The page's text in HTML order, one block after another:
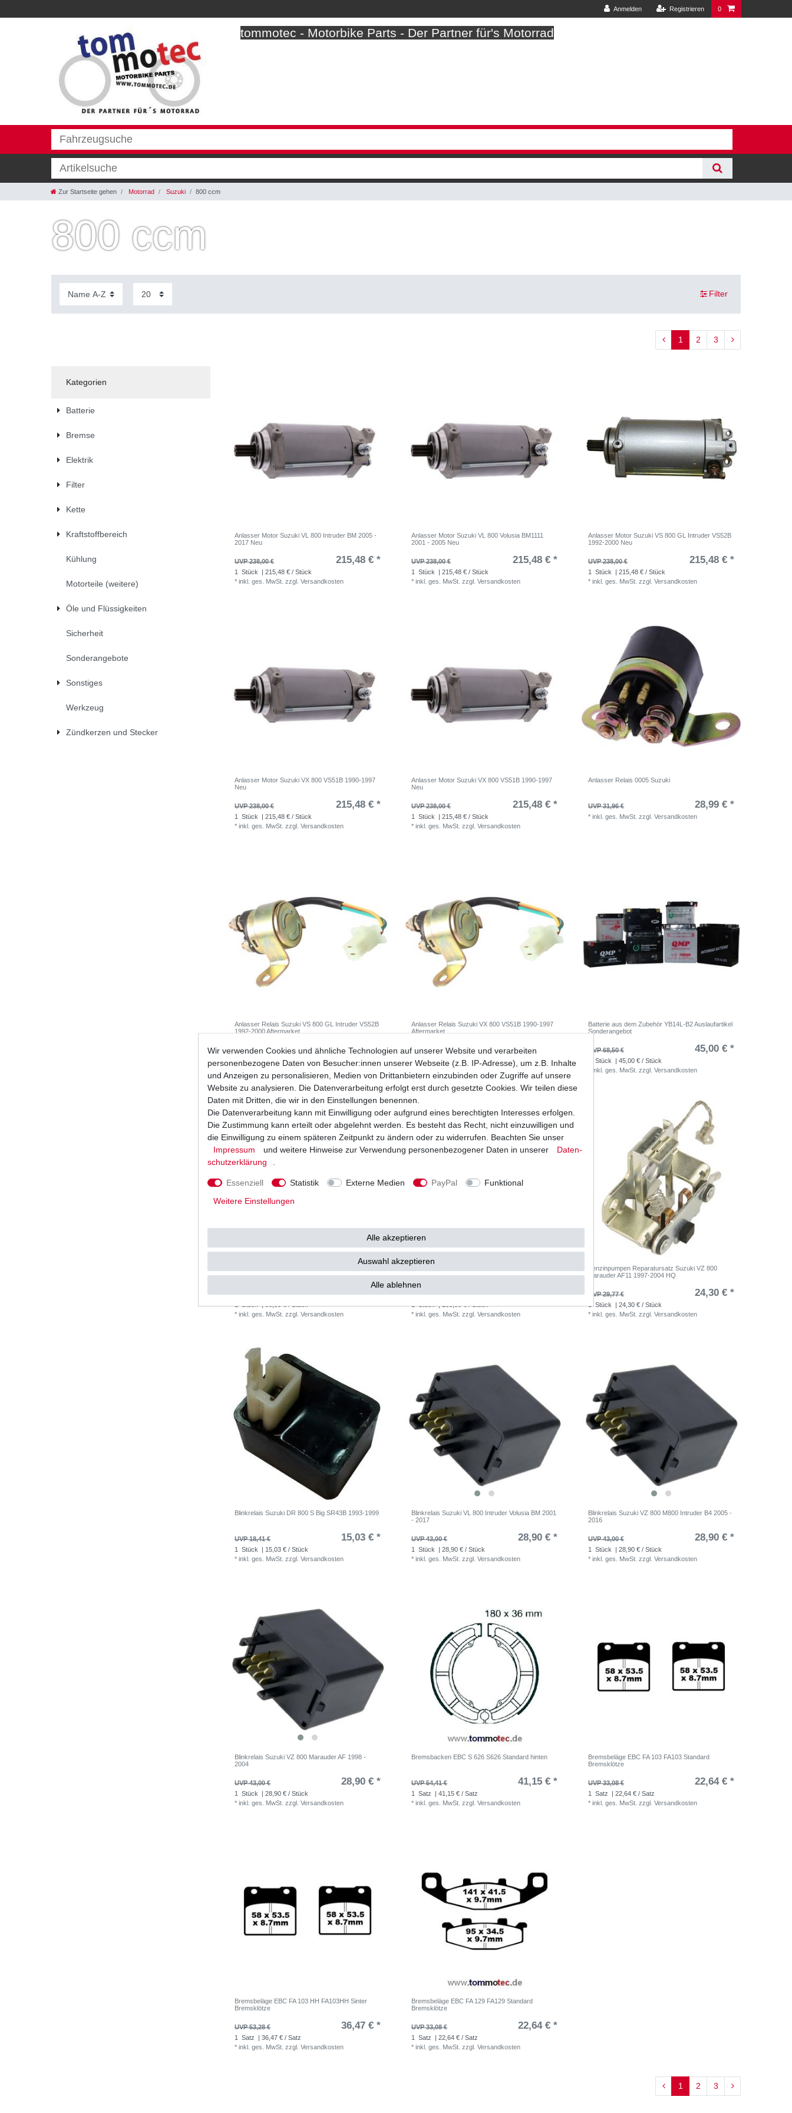
Anmelden Registrieren 0
tommotec - Motorbike Parts - Der Partner für's Motorrad
Zur Startseite gehen Motorrad Suzuki 800 ccm
800 ccm
Filter
1 2 3
Kategorien
Batterie
Bremse
Elektrik
Filter
Kette
Kraftstoffbereich
Kühlung
Motorteile (weitere)
Öle und Flüssigkeiten
Sicherheit
Sonderangebote
Sonstiges
Werkzeug
Zündkerzen und Stecker
Anlasser Motor Suzuki VL 800 Intruder BM 2005 -
2017 Neu
UVP 238,00 € 215,48 € *
1 Stück
| 215,48 € / Stück
*inkl. ges. MwSt. zzgl.Versandkosten
Anlasser Motor Suzuki VL 800 Volusia BM1111
2001 - 2005 Neu
UVP 238,00 € 215,48 € *
1 Stück
| 215,48 € / Stück
*inkl. ges. MwSt. zzgl.Versandkosten
Anlasser Motor Suzuki VS 800 GL Intruder VS52B
1992-2000 Neu
UVP 238,00 € 215,48 € *
1 Stück
| 215,48 € / Stück
*inkl. ges. MwSt. zzgl.Versandkosten
Anlasser Motor Suzuki VX 800 VS51B 1990-1997
Neu
UVP 238,00 € 215,48 € *
1 Stück
| 215,48 € / Stück
*inkl. ges. MwSt. zzgl.Versandkosten
Anlasser Motor Suzuki VX 800 VS51B 1990-1997
Neu
UVP 238,00 € 215,48 € *
1 Stück
| 215,48 € / Stück
*inkl. ges. MwSt. zzgl.Versandkosten
Anlasser Relais 0005 Suzuki
UVP 31,96 € 28,99 € *
*inkl. ges. MwSt. zzgl.Versandkosten
Anlasser Relais Suzuki VS 800 GL Intruder VS52B
1992-2000 Aftermarket
UVP 20,82 € 16,99 € *
1 Stück | 16,99 € / Stück
inkl. ges. MwSt.
Anlasser Relais Suzuki VX 800 VS51B 1990-1997
Aftermarket
UVP 20,82 € 16,99 € *
1 Stück | 16,99 € / Stück
inkl. ges. MwSt. Versandkosten
Batterie aus dem Zubehör YB14L-B2 Auslaufartikel
Sonderangebot
UVP 68,50 € 45,00 € *
Stück
| 45,00 € / Stück
inkl. ges. MwSt. zzgl.Versandkosten
UVP 120,40 € 90,00 € *
1 Stück | 90,00 € / Stück
*inkl. ges. MwSt. zzgl.Versandkosten
1997-2003 All Balls HQ
UVP 129,83 € 105,98 € *
1 Stück | 105,98 € / Stück
*inkl. ges. MwSt. zzgl.Versandkosten
Benzinpumpen Reparatursatz Suzuki VZ 800
Marauder AF11 1997-2004 HQ
UVP 29,77 € 24,30 € *
1 Stück
| 24,30 € / Stück
*inkl. ges. MwSt. zzgl.Versandkosten
Blinkrelais Suzuki DR 800 S Big SR43B 1993-1999
UVP 18,41 € 15,03 € *
1 Stück
| 15,03 € / Stück
*inkl. ges. MwSt. zzgl.Versandkosten
Blinkrelais Suzuki VL 800 Intruder Volusia BM 2001
- 2017
UVP 43,00 € 28,90 € *
1 Stück
| 28,90 € / Stück
*inkl. ges. MwSt. zzgl.Versandkosten
Blinkrelais Suzuki VZ 800 M800 Intruder B4 2005 -
2016
UVP 43,00 € 28,90 € *
1 Stück
| 28,90 € / Stück
*inkl. ges. MwSt. zzgl.Versandkosten
Blinkrelais Suzuki VZ 800 Marauder AF 1998 -
2004
UVP 43,00 € 28,90 € *
1 Stück
| 28,90 € / Stück
*inkl. ges. MwSt. zzgl.Versandkosten
Bremsbacken EBC S 626 S626 Standard hinten
UVP 54,41 € 41,15 € *
1 Satz
| 41,15 € / Satz
*inkl. ges. MwSt. zzgl.Versandkosten
Bremsbeläge EBC FA 103 FA103 Standard
Bremsklötze
UVP 33,08 € 22,64 € *
1 Satz
| 22,64 € / Satz
*inkl. ges. MwSt. zzgl.Versandkosten
Bremsbeläge EBC FA 103 HH FA103HH Sinter
Bremsklötze
UVP 53,28 € 36,47 € *
1 Satz
| 36,47 € / Satz
*inkl. ges. MwSt. zzgl.Versandkosten
Bremsbeläge EBC FA 129 FA129 Standard
Bremsklötze
UVP 33,08 € 22,64 € *
1 Satz
| 22,64 € / Satz
*inkl. ges. MwSt. zzgl.Versandkosten
1 2 3
Wir verwenden Cookies und ähnliche Technologien auf unserer Website und verarbeiten
personenbezogene Daten von Besucher:innen unserer Webseite (z.B. IP-Adresse), um z.B. Inhalte
und Anzeigen zu personalisieren, Medien von Drittanbietern einzubinden oder Zugriffe auf unsere
Website zu analysieren. Die Datenverarbeitung erfolgt erst durch gesetzte Cookies. Wir teilen diese
Daten mit Dritten, die wir in den Einstellungen benennen.
Die Datenverarbeitung kann mit Einwilligung oder aufgrund eines berechtigten Interesses erfolgen.
Die Zustimmung kann erteilt oder abgelehnt werden. Es besteht das Recht, nicht einzuwilligen und
die Einwilligung zu einem späteren Zeitpunkt zu ändern oder zu widerrufen. Beachten Sie unser
Impressum
und weitere Hinweise zur Verwendung personenbezogener Daten in unserer
Daten­
schutz­erklärung
Essenziell Statistik Externe Medien PayPal
Funktional
Weitere Einstellungen
Alle akzeptieren
Auswahl akzeptieren
Alle ablehnen